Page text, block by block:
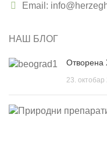
Email:
НАШ БЛОГ
Отворена
23. октобар